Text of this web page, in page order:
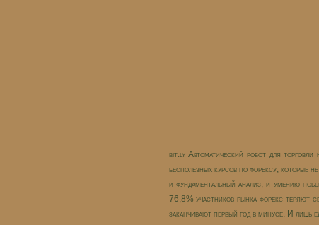
bit.ly Автоматический робот для
бесполезных курсов по форексу, которые
и фундаментальный анализ, и умению
76,8% участников рынка форекс теряют
заканчивают первый год в минусе. И лишь